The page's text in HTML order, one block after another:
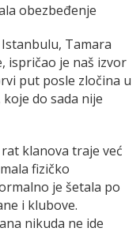
obezbeđenje
Tamara
ispričao je naš izvor
put posle zločina u
do sada nije
klanova traje već
fizičko
je šetala po
i klubove.
nikuda ne ide